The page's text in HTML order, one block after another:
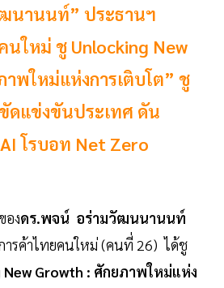
นานนท์” ประธานฯ
นใหม่ ชู Unlocking New
พใหม่แห่งการเติบโต” ชู
ดแข่งขันประเทศ ดัน
โรบอท Net Zero
องดร.พจน์ อร่ามวัฒนนานนท์
ารค้าไทยคนใหม่ (คนที่ 26) ได้ชู
New Growth : ศักยภาพใหม่แห่ง